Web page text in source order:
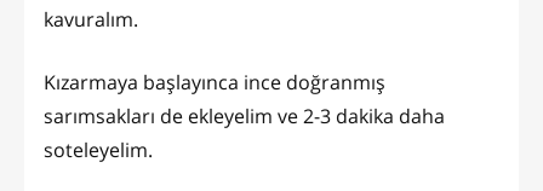
kavuralım.
Kızarmaya başlayınca ince doğranmış
sarımsakları de ekleyelim ve 2-3 dakika daha
soteleyelim.